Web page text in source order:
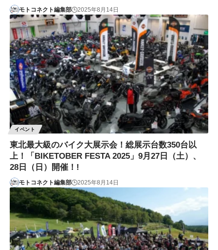
モトコネクト編集部 2025年8月14日
イベント
東北最大級のバイク大展示会！総展示台数350台以
上！「BIKETOBER FESTA 2025」9月27日（土）、
28日（日）開催！!
モトコネクト編集部 2025年8月14日